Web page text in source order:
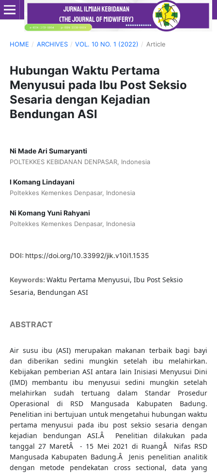
HOME / ARCHIVES / VOL. 10 NO. 1 (2022) / Article
Hubungan Waktu Pertama
Menyusui pada Ibu Post Seksio
Sesaria dengan Kejadian
Bendungan ASI
Ni Made Ari Sumaryanti
POLTEKKES KEBIDANAN DENPASAR, Indonesia
I Komang Lindayani
Poltekkes Kemenkes Denpasar, Indonesia
Ni Komang Yuni Rahyani
Poltekkes Kemenkes Denpasar, Indonesia
DOI: https://doi.org/10.33992/jik.v10i1.1535
Keywords: Waktu Pertama Menyusui, Ibu Post Seksio
Sesaria, Bendungan ASI
ABSTRACT
Air susu ibu (ASI) merupakan makanan terbaik bagi bayi
dan diberikan sedini mungkin setelah ibu melahirkan.
Kebijakan pemberian ASI antara lain Inisiasi Menyusui Dini
(IMD) membantu ibu menyusui sedini mungkin setelah
melahirkan sudah tertuang dalam Standar Prosedur
Operasional di RSD Mangusada Kabupaten Badung.
Penelitian ini bertujuan untuk mengetahui hubungan waktu
pertama menyusui pada ibu post seksio sesaria dengan
kejadian bendungan ASI.Â Penelitian dilakukan pada
tanggal 27 MaretÂ - 15 Mei 2021 di RuangÂ Nifas RSD
Mangusada Kabupaten Badung.Â Jenis penelitian analitik
dengan metode pendekatan cross sectional, data yang